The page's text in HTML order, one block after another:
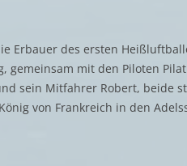
Erbauer des ersten
gemeinsam mit den Piloten
sein Mitfahrer Robert, beide
von Frankreich in den